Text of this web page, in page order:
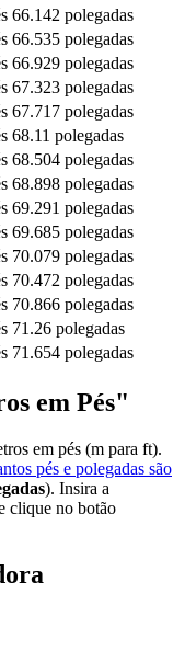
66.142 polegadas
66.535 polegadas
66.929 polegadas
67.323 polegadas
67.717 polegadas
68.11 polegadas
68.504 polegadas
68.898 polegadas
69.291 polegadas
69.685 polegadas
70.079 polegadas
70.472 polegadas
70.866 polegadas
71.26 polegadas
71.654 polegadas
em Pés"
em pés (m para ft).
pés e polegadas são
). Insira a
clique no botão